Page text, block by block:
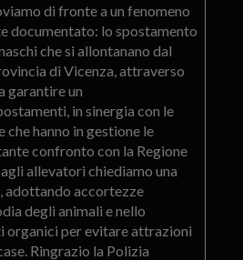
di fronte a un fenomeno
documentato: lo spostamento
che si allontanano dal
di Vicenza, attraverso
garantire un
in sinergia con le
hanno in gestione le
confronto con la Regione
allevatori chiediamo una
adottando accortezze
degli animali e nello
organici per evitare attrazioni
Ringrazio la Polizia